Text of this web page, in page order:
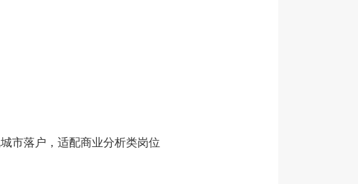
市落户，适配商业分析类岗位